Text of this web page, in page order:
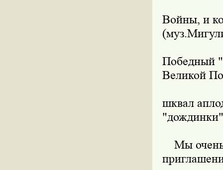
Войны, и
Победный
Великой
шквал
"дождинки"
Мы очень